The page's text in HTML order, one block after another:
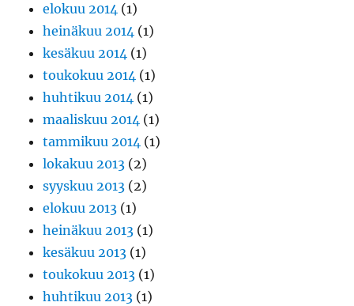
elokuu 2014 (1)
heinäkuu 2014 (1)
kesäkuu 2014 (1)
toukokuu 2014 (1)
huhtikuu 2014 (1)
maaliskuu 2014 (1)
tammikuu 2014 (1)
lokakuu 2013 (2)
syyskuu 2013 (2)
elokuu 2013 (1)
heinäkuu 2013 (1)
kesäkuu 2013 (1)
toukokuu 2013 (1)
huhtikuu 2013 (1)